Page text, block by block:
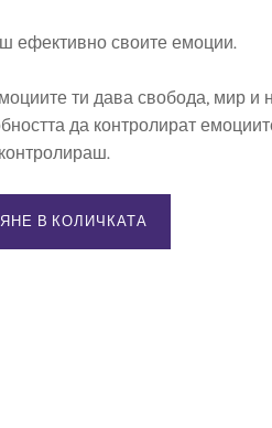
373,99 лв..
ефективно своите емоции.
ти дава свобода, мир и
да контролират
В КОЛИЧКАТА